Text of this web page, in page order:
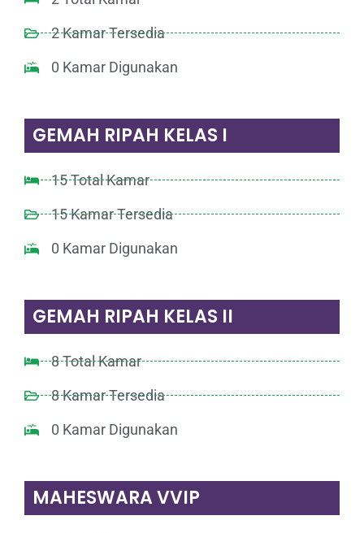
2 Kamar Tersedia
0 Kamar Digunakan
GEMAH RIPAH KELAS I
15 Total Kamar
15 Kamar Tersedia
0 Kamar Digunakan
GEMAH RIPAH KELAS II
8 Total Kamar
8 Kamar Tersedia
0 Kamar Digunakan
MAHESWARA VVIP